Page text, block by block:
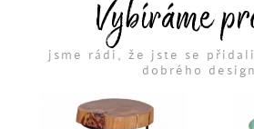
Vybíráme
jsme rádi, že jste se
dobrého